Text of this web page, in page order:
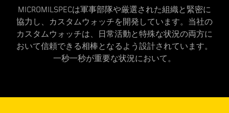
MICROMILSPECは軍事部隊や厳選された組織と緊密に
協力し、カスタムウォッチを開発しています。当社の
カスタムウォッチは、日常活動と特殊な状況の両方に
おいて信頼できる相棒となるよう設計されています。
一秒一秒が重要な状況において。